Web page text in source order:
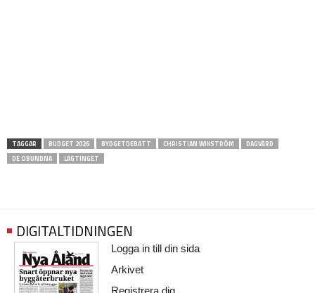
TAGGAR BUDGET 2026 BYDGETDEBATT CHRISTIAN WIKSTRÖM
DAGVÅRD
DE OBUNDNA
LAGTINGET
DIGITALTIDNINGEN
Logga in till din sida
Arkivet
Registrera dig